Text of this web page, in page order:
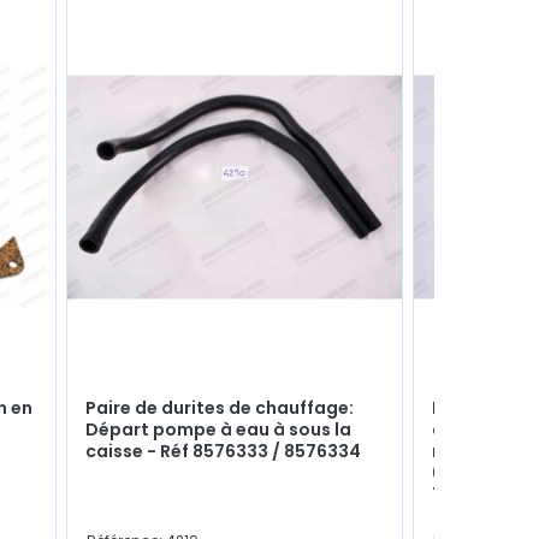
en
Paire de durites de chauffage:
Départ pompe à eau à sous la
caisse - Réf 8576333 / 8576334
Bague de
moteur (Ø
6045759 /
7700553174